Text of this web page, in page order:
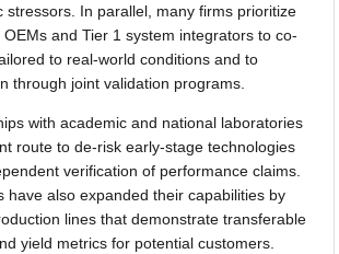
stressors. In parallel, many firms prioritize
and Tier 1 system integrators to co-
to real-world conditions and to
through joint validation programs.
with academic and national laboratories
route to de-risk early-stage technologies
verification of performance claims.
have also expanded their capabilities by
lines that demonstrate transferable
yield metrics for potential customers.